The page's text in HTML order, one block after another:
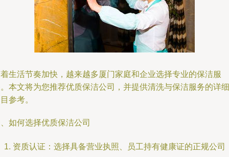
生活节奏加快，越来越多厦门家庭和企业选择专业的保洁服
本文将为您推荐优质保洁公司，并提供清洗与保洁服务的详细
参考。
如何选择优质保洁公司
资质认证：选择具备营业执照、员工持有健康证的正规公司